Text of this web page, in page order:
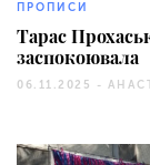
ПРОПИСИ
Тарас
заспокоювала
06.11.2025 -